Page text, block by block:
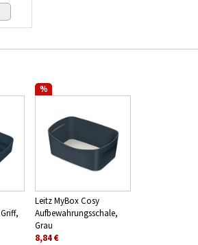
%
Leitz MyBox Cosy
Aufbewahrungsschale,
Grau
8,84 €